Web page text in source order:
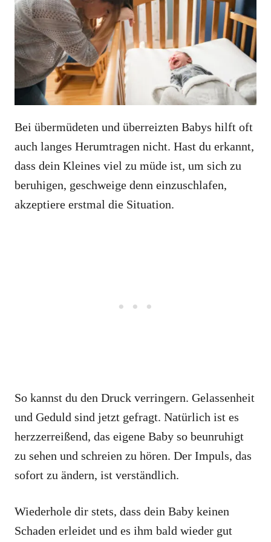
Bei übermüdeten und überreizten Babys hilft oft
auch langes Herumtragen nicht. Hast du erkannt,
dass dein Kleines viel zu müde ist, um sich zu
beruhigen, geschweige denn einzuschlafen,
akzeptiere erstmal die Situation.
So kannst du den Druck verringern. Gelassenheit
und Geduld sind jetzt gefragt. Natürlich ist es
herzzerreißend, das eigene Baby so beunruhigt
zu sehen und schreien zu hören. Der Impuls, das
sofort zu ändern, ist verständlich.
Wiederhole dir stets, dass dein Baby keinen
Schaden erleidet und es ihm bald wieder gut